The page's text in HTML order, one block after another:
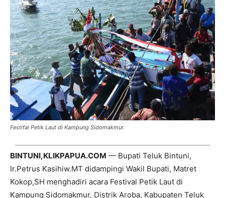
Festifal Petik Laut di Kampung Sidomakmur.
BINTUNI,KLIKPAPUA.COM — Bupati Teluk Bintuni,
Ir.Petrus Kasihiw.MT didampingi Wakil Bupati, Matret
Kokop,SH menghadiri acara Festival Petik Laut di
Kampung Sidomakmur, Distrik Aroba, Kabupaten Teluk